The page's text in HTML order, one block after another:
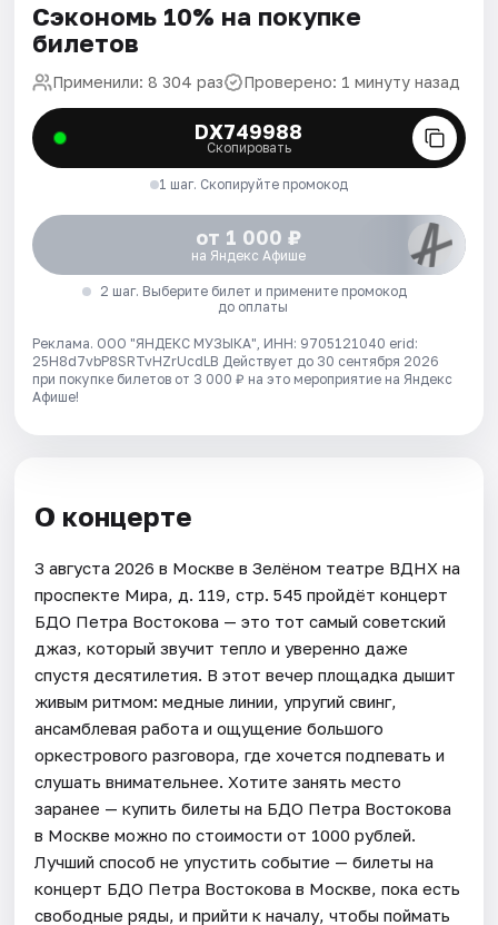
Сэкономь 10% на покупке
билетов
Применили: 8 304 раз Проверено: 1 минуту назад
DX749988
Скопировать
1 шаг. Скопируйте промокод
от 1 000 ₽
на Яндекс Афише
2 шаг. Выберите билет и примените промокод
до оплаты
Реклама. ООО "ЯНДЕКС МУЗЫКА", ИНН: 9705121040 erid:
25H8d7vbP8SRTvHZrUcdLB Действует до 30 сентября 2026
при покупке билетов от 3 000 ₽ на это мероприятие на Яндекс
Афише!
О концерте
3 августа 2026 в Москве в Зелёном театре ВДНХ на
проспекте Мира, д. 119, стр. 545 пройдёт концерт
БДО Петра Востокова — это тот самый советский
джаз, который звучит тепло и уверенно даже
спустя десятилетия. В этот вечер площадка дышит
живым ритмом: медные линии, упругий свинг,
ансамблевая работа и ощущение большого
оркестрового разговора, где хочется подпевать и
слушать внимательнее. Хотите занять место
заранее — купить билеты на БДО Петра Востокова
в Москве можно по стоимости от 1000 рублей.
Лучший способ не упустить событие — билеты на
концерт БДО Петра Востокова в Москве, пока есть
свободные ряды, и прийти к началу, чтобы поймать